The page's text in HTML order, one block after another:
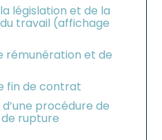
législation et de la
travail (affichage
rémunération et de
fin de contrat
d’une procédure de
rupture